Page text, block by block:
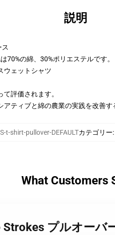
説明
70%の綿、30%ポリエステルです
ウェットシャツ
評価されます。
ティブと綿の農業の実践を改善
t-shirt-pullover-DEFAULTカテゴリー:
What Customers
プルオーバ